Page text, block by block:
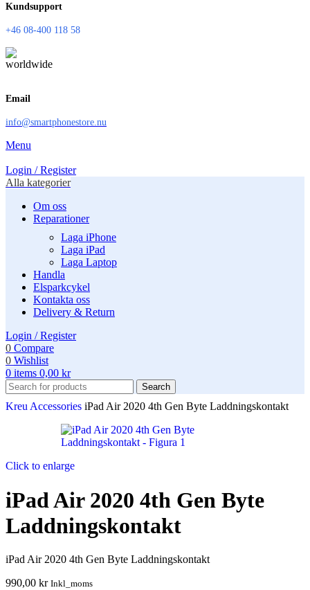
Kundsupport
+46 08-400 118 58
Email
info@smartphonestore.nu
Menu
Login / Register
Alla kategorier
Om oss
Reparationer
Laga iPhone
Laga iPad
Laga Laptop
Handla
Elsparkcykel
Kontakta oss
Delivery & Return
Login / Register
0 Compare
0 Wishlist
0 items 0,00 kr
Search
Kreu Accessories iPad Air 2020 4th Gen Byte Laddningskontakt
Click to enlarge
iPad Air 2020 4th Gen Byte
Laddningskontakt
iPad Air 2020 4th Gen Byte Laddningskontakt
990,00 kr Inkl_moms